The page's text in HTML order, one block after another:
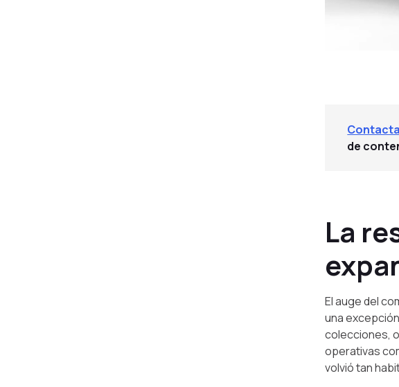
de
La
El auge del
una
colecciones,
operativas
volvió tan